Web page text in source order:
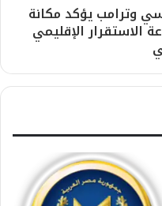
وترامب يؤكد مكانة
الإقليمي